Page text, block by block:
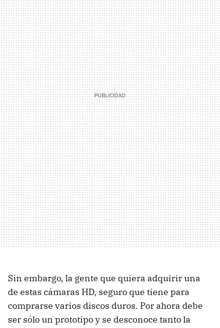
Sin embargo, la gente que quiera adquirir una
de estas cámaras HD, seguro que tiene para
comprarse varios discos duros. Por ahora debe
ser sólo un prototipo y se desconoce tanto la